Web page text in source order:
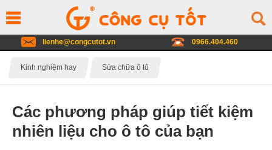
0966.404.460
lienhe@congcutot.vn
Kinh nghiệm hay Sửa chữa ô tô
Các phương pháp giúp tiết kiệm
nhiên liệu cho ô tô của bạn